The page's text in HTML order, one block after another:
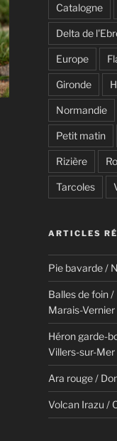
Catalogne
Delta de
Europe
Gironde
Normandie
Petit matin
Rizière
Tarcoles
ARTICLES
Pie bavarde /
Balles de foin
Marais-Vernier
Héron garde-
Villers-sur-Mer
Ara rouge /
Volcan Irazu /